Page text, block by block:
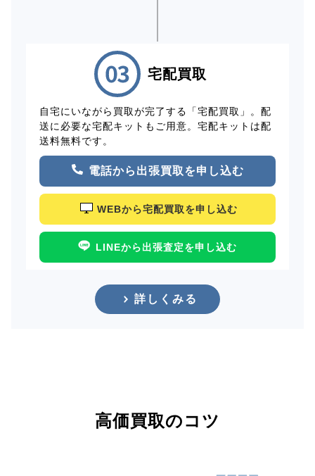
宅配買取
自宅にいながら買取が完了する「宅配買取」。配
送に必要な宅配キットもご用意。宅配キットは配
送料無料です。
電話から出張買取を申し込む
WEBから宅配買取を申し込む
LINEから出張査定を申し込む
詳しくみる
高価買取のコツ